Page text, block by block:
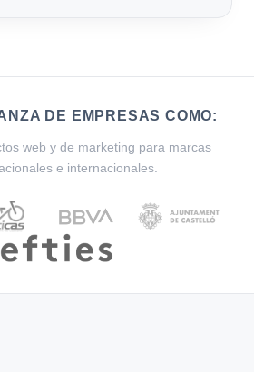
DE EMPRESAS COMO:
web y de marketing para marcas
e internacionales.